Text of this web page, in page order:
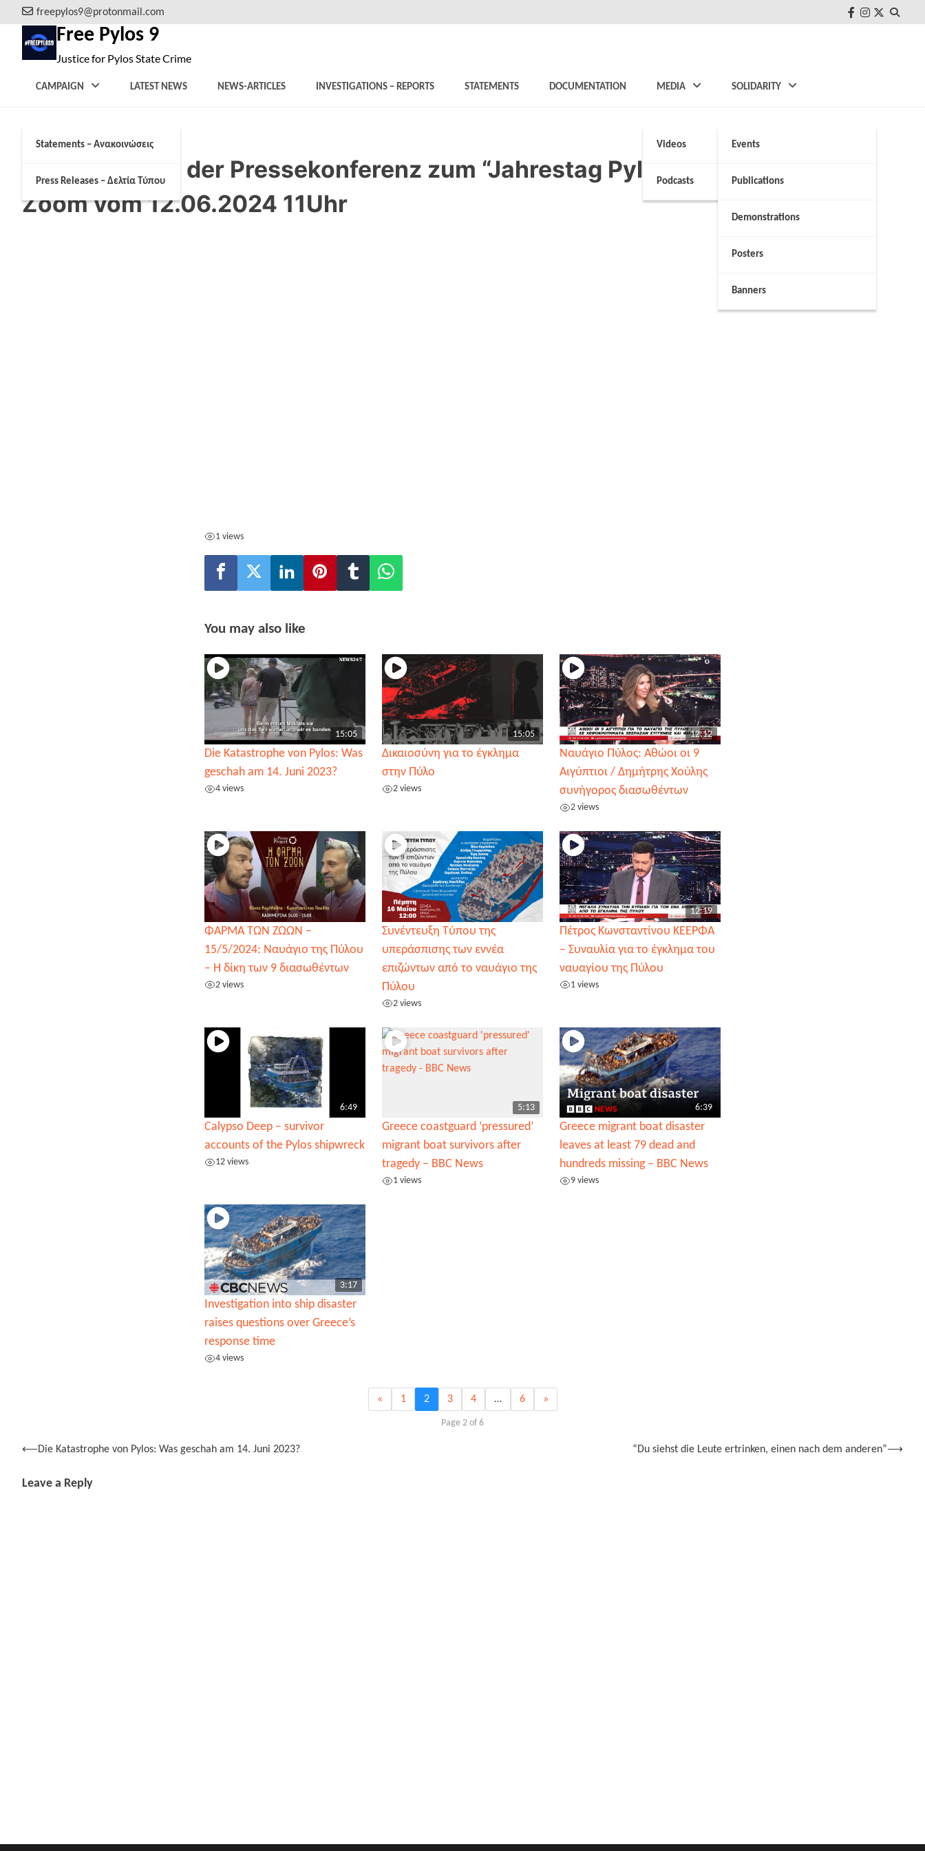
to
content
freepylos9@protonmail.com
FB Instagram
Twitter
Free Pylos 9
Justice for Pylos State Crime
CAMPAIGN
Statements – Ανακοινώσεις
Press Releases – Δελτία Τύπου
LATEST NEWS NEWS-ARTICLES INVESTIGATIONS – REPORTS STATEMENTS DOCUMENTATION MEDIA
Videos
Podcasts
SOLIDARITY
Events
Publications
Demonstrations
Posters
Banners
Aufzeichnung der Pressekonferenz zum “Jahrestag Pylos Katastrophe” via
Zoom vom 12.06.2024 11Uhr
1 views
You may also like
15:05
Die Katastrophe von Pylos: Was
geschah am 14. Juni 2023?
4 views
15:05
Δικαιοσύνη για το έγκλημα
στην Πύλο
2 views
12:12
Ναυάγιο Πύλος: Αθώοι οι 9
Αιγύπτιοι / Δημήτρης Χούλης
συνήγορος διασωθέντων
2 views
ΦΑΡΜΑ ΤΩΝ ΖΩΩΝ –
15/5/2024: Ναυάγιο της Πύλου
– Η δίκη των 9 διασωθέντων
2 views
Συνέντευξη Τύπου της
υπεράσπισης των εννέα
επιζώντων από το ναυάγιο της
Πύλου
2 views
12:19
Πέτρος Κωνσταντίνου ΚΕΕΡΦΑ
– Συναυλία για το έγκλημα του
ναυαγίου της Πύλου
1 views
6:49
Calypso Deep – survivor
accounts of the Pylos shipwreck
12 views
5:13
Greece coastguard ‘pressured’
migrant boat survivors after
tragedy – BBC News
1 views
6:39
Greece migrant boat disaster
leaves at least 79 dead and
hundreds missing – BBC News
9 views
3:17
Investigation into ship disaster
raises questions over Greece’s
response time
4 views
« 1 2 3 4 … 6 »
Page 2 of 6
Post
⟵Die Katastrophe von Pylos: Was geschah am 14. Juni 2023? “Du siehst die Leute ertrinken, einen nach dem anderen”⟶
Leave a Reply